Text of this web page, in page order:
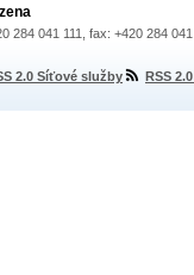
284 041 111, fax: +420 284
2.0 Síťové služby RSS